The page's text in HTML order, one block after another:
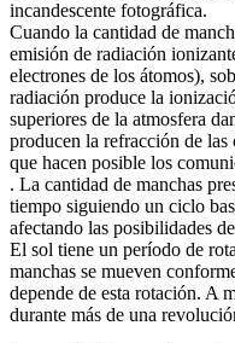
incandescente fotográfica.
Cuando la cantidad de
emisión de radiación
electrones de los átomos),
radiación produce la
superiores de la atmosfera
producen la refracción de
que hacen posible los
. La cantidad de manchas
tiempo siguiendo un ciclo
afectando las posibilidades
El sol tiene un período de
manchas se mueven
depende de esta rotación. A
durante más de una